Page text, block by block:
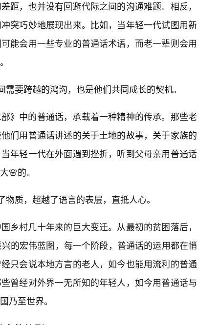
距，也并没有回避代际之间的沟通难题。相反，
突巧妙地展现出来。比如，当年轻一代试图用新
能会用一些专业的普通话术语，而老一辈则会用
需要跨越的鸿沟，也是他们共同成长的契机。
》中的普通话，承载着一种精神的传承。那些老
们用普通话讲述的关于土地的故事，关于家族的
年轻一代在外面遇到挫折，听到父母亲用普通话
🌸的。
物质，超越了语言的表层，直抵人心。
乡村几十年来的巨大变迁。从最初的贫困落后，
的宏伟蓝图，每一个阶段，普通话的运用都在悄
只会说本地方言的老人，如今也能用流利的普通
曾经对外界一无所知的年轻人，如今用普通话与
乃至世界。